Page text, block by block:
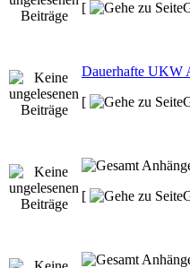
[
Dauerhafte UKW
[
[